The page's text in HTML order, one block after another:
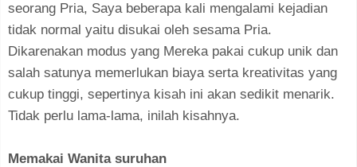
seorang Pria, Saya beberapa kali mengalami kejadian
tidak normal yaitu disukai oleh sesama Pria.
Dikarenakan modus yang Mereka pakai cukup unik dan
salah satunya memerlukan biaya serta kreativitas yang
cukup tinggi, sepertinya kisah ini akan sedikit menarik.
Tidak perlu lama-lama, inilah kisahnya.
Memakai Wanita suruhan